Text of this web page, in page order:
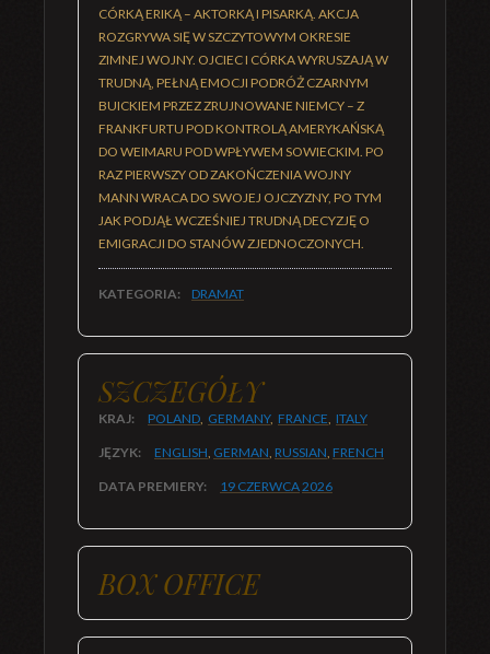
CÓRKĄ ERIKĄ – AKTORKĄ I PISARKĄ. AKCJA
ROZGRYWA SIĘ W SZCZYTOWYM OKRESIE
ZIMNEJ WOJNY. OJCIEC I CÓRKA WYRUSZAJĄ W
TRUDNĄ, PEŁNĄ EMOCJI PODRÓŻ CZARNYM
BUICKIEM PRZEZ ZRUJNOWANE NIEMCY – Z
FRANKFURTU POD KONTROLĄ AMERYKAŃSKĄ
DO WEIMARU POD WPŁYWEM SOWIECKIM. PO
RAZ PIERWSZY OD ZAKOŃCZENIA WOJNY
MANN WRACA DO SWOJEJ OJCZYZNY, PO TYM
JAK PODJĄŁ WCZEŚNIEJ TRUDNĄ DECYZJĘ O
EMIGRACJI DO STANÓW ZJEDNOCZONYCH.
KATEGORIA: DRAMAT
SZCZEGÓŁY
KRAJ: POLAND, GERMANY, FRANCE, ITALY
JĘZYK: ENGLISH, GERMAN, RUSSIAN, FRENCH
DATA PREMIERY: 19 CZERWCA2026
BOX OFFICE